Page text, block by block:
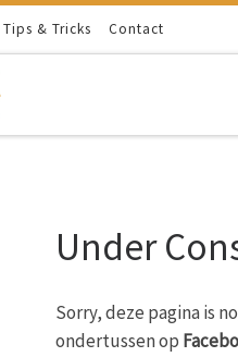
Tips & Tricks Contact
Under
Sorry, deze pagina is
ondertussen op